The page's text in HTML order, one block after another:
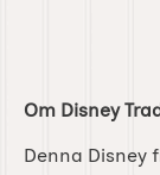
Om Disney
Denna Disney